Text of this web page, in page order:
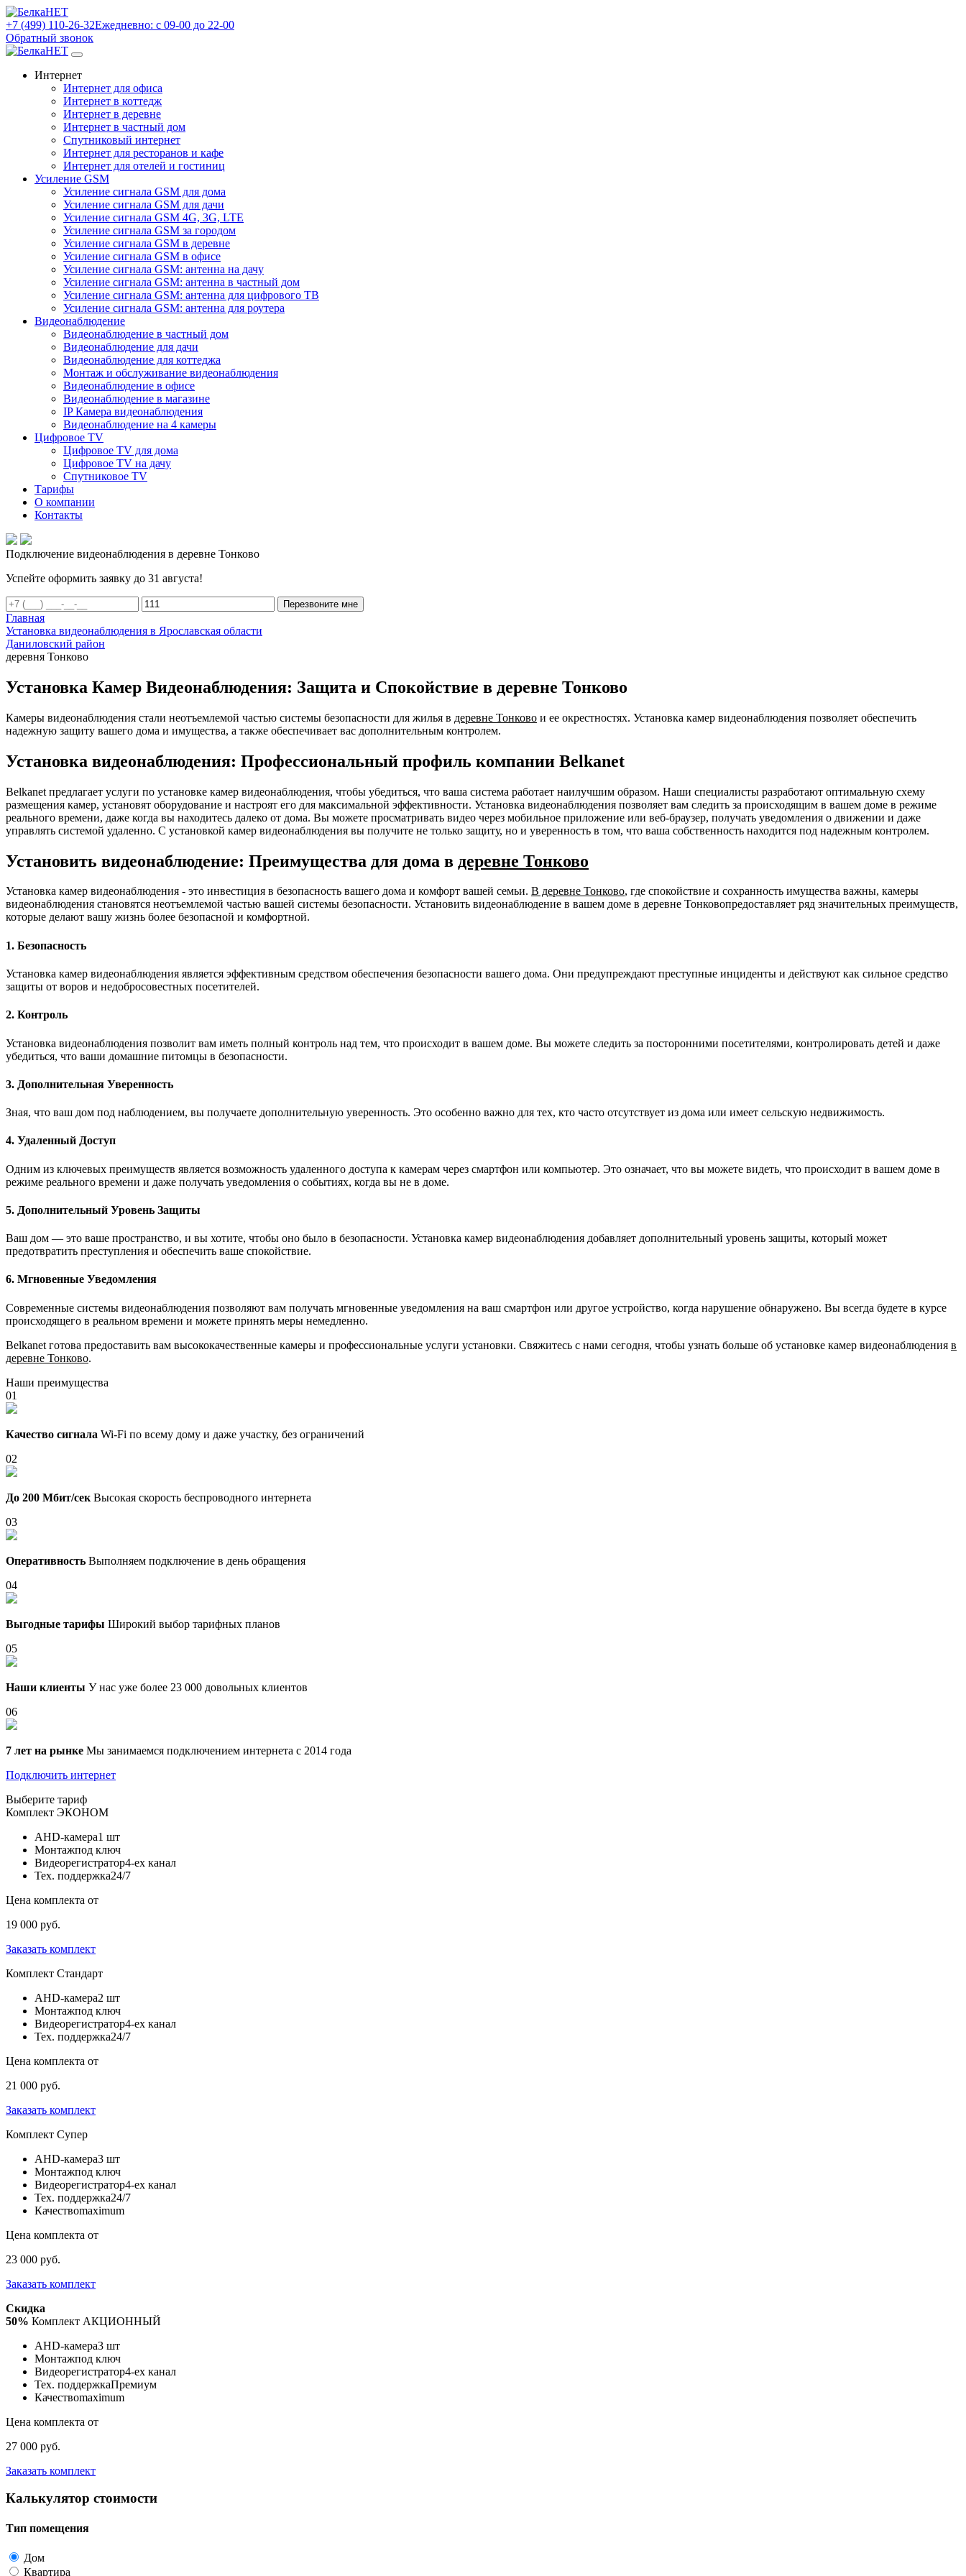
+7 (499) 110-26-32Ежедневно: с 09-00 до 22-00
Обратный звонок
Интернет
Интернет для офиса
Интернет в коттедж
Интернет в деревне
Интернет в частный дом
Спутниковый интернет
Интернет для ресторанов и кафе
Интернет для отелей и гостиниц
Усиление GSM
Усиление сигнала GSM для дома
Усиление сигнала GSM для дачи
Усиление сигнала GSM 4G, 3G, LTE
Усиление сигнала GSM за городом
Усиление сигнала GSM в деревне
Усиление сигнала GSM в офисе
Усиление сигнала GSM: антенна на дачу
Усиление сигнала GSM: антенна в частный дом
Усиление сигнала GSM: антенна для цифрового ТВ
Усиление сигнала GSM: антенна для роутера
Видеонаблюдение
Видеонаблюдение в частный дом
Видеонаблюдение для дачи
Видеонаблюдение для коттеджа
Монтаж и обслуживание видеонаблюдения
Видеонаблюдение в офисе
Видеонаблюдение в магазине
IP Камера видеонаблюдения
Видеонаблюдение на 4 камеры
Цифровое TV
Цифровое TV для дома
Цифровое TV на дачу
Спутниковое TV
Тарифы
О компании
Контакты
Подключение видеонаблюдения в деревне Тонково
Успейте оформить заявку до 31 августа!
Перезвоните мне
Главная
Установка видеонаблюдения в Ярославская области
Даниловский район
деревня Тонково
Установка Камер Видеонаблюдения: Защита и Спокойствие в деревне Тонково
Камеры видеонаблюдения стали неотъемлемой частью системы безопасности для жилья в деревне Тонково и ее окрестностях. Установка камер видеонаблюдения позволяет обеспечить
надежную защиту вашего дома и имущества, а также обеспечивает вас дополнительным контролем.
Установка видеонаблюдения: Профессиональный профиль компании Belkanet
Belkanet предлагает услуги по установке камер видеонаблюдения, чтобы убедиться, что ваша система работает наилучшим образом. Наши специалисты разработают оптимальную схему
размещения камер, установят оборудование и настроят его для максимальной эффективности. Установка видеонаблюдения позволяет вам следить за происходящим в вашем доме в режиме
реального времени, даже когда вы находитесь далеко от дома. Вы можете просматривать видео через мобильное приложение или веб-браузер, получать уведомления о движении и даже
управлять системой удаленно. С установкой камер видеонаблюдения вы получите не только защиту, но и уверенность в том, что ваша собственность находится под надежным контролем.
Установить видеонаблюдение: Преимущества для дома в деревне Тонково
Установка камер видеонаблюдения - это инвестиция в безопасность вашего дома и комфорт вашей семьи. В деревне Тонково, где спокойствие и сохранность имущества важны, камеры
видеонаблюдения становятся неотъемлемой частью вашей системы безопасности. Установить видеонаблюдение в вашем доме в деревне Тонковопредоставляет ряд значительных преимуществ,
которые делают вашу жизнь более безопасной и комфортной.
1. Безопасность
Установка камер видеонаблюдения является эффективным средством обеспечения безопасности вашего дома. Они предупреждают преступные инциденты и действуют как сильное средство
защиты от воров и недобросовестных посетителей.
2. Контроль
Установка видеонаблюдения позволит вам иметь полный контроль над тем, что происходит в вашем доме. Вы можете следить за посторонними посетителями, контролировать детей и даже
убедиться, что ваши домашние питомцы в безопасности.
3. Дополнительная Уверенность
Зная, что ваш дом под наблюдением, вы получаете дополнительную уверенность. Это особенно важно для тех, кто часто отсутствует из дома или имеет сельскую недвижимость.
4. Удаленный Доступ
Одним из ключевых преимуществ является возможность удаленного доступа к камерам через смартфон или компьютер. Это означает, что вы можете видеть, что происходит в вашем доме в
режиме реального времени и даже получать уведомления о событиях, когда вы не в доме.
5. Дополнительный Уровень Защиты
Ваш дом — это ваше пространство, и вы хотите, чтобы оно было в безопасности. Установка камер видеонаблюдения добавляет дополнительный уровень защиты, который может
предотвратить преступления и обеспечить ваше спокойствие.
6. Мгновенные Уведомления
Современные системы видеонаблюдения позволяют вам получать мгновенные уведомления на ваш смартфон или другое устройство, когда нарушение обнаружено. Вы всегда будете в курсе
происходящего в реальном времени и можете принять меры немедленно.
Belkanet готова предоставить вам высококачественные камеры и профессиональные услуги установки. Свяжитесь с нами сегодня, чтобы узнать больше об установке камер видеонаблюдения в
деревне Тонково.
Наши преимущества
01
Качество сигнала Wi-Fi по всему дому и даже участку, без ограничений
02
До 200 Мбит/сек Высокая скорость беспроводного интернета
03
Оперативность Выполняем подключение в день обращения
04
Выгодные тарифы Широкий выбор тарифных планов
05
Наши клиенты У нас уже более 23 000 довольных клиентов
06
7 лет на рынке Мы занимаемся подключением интернета с 2014 года
Подключить интернет
Выберите тариф
Комплект ЭКОНОМ
AHD-камера1 шт
Монтажпод ключ
Видеорегистратор4-ех канал
Тех. поддержка24/7
Цена комплекта от
19 000 руб.
Заказать комплект
Комплект Стандарт
AHD-камера2 шт
Монтажпод ключ
Видеорегистратор4-ех канал
Тех. поддержка24/7
Цена комплекта от
21 000 руб.
Заказать комплект
Комплект Супер
AHD-камера3 шт
Монтажпод ключ
Видеорегистратор4-ех канал
Тех. поддержка24/7
Качествоmaximum
Цена комплекта от
23 000 руб.
Заказать комплект
Скидка
50% Комплект АКЦИОННЫЙ
AHD-камера3 шт
Монтажпод ключ
Видеорегистратор4-ех канал
Тех. поддержкаПремиум
Качествоmaximum
Цена комплекта от
27 000 руб.
Заказать комплект
Калькулятор стоимости
Тип помещения
Дом
Квартира